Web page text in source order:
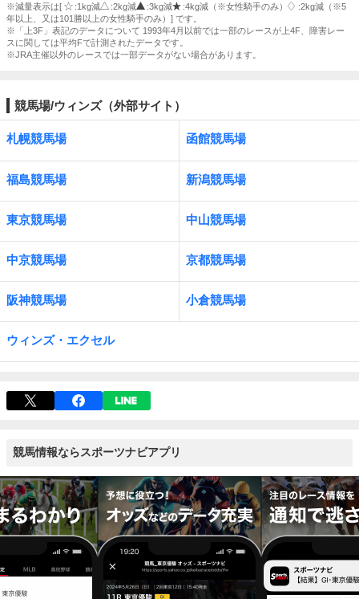
※減量表示は[
:1kg減 :2kg減 :3kg減 :4kg減（※女性騎手のみ）
:2kg減（※5
年以上、又は101勝以上の女性騎手のみ）] です。
※「上3F」表記のデータについて 1993年4月以前では一部のレースが上4F、障害レー
スに関しては平均Fで計測されたデータです。
※JRA主催以外のレースでは一部データがない場合があります。
競馬場/ウィンズ（外部サイト）
札幌競馬場 函館競馬場
福島競馬場 新潟競馬場
東京競馬場 中山競馬場
中京競馬場 京都競馬場
阪神競馬場 小倉競馬場
ウィンズ・エクセル
競馬情報ならスポーツナビアプリ